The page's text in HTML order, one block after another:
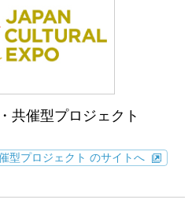
共催型プロジェクト
型プロジェクト のサイトへ